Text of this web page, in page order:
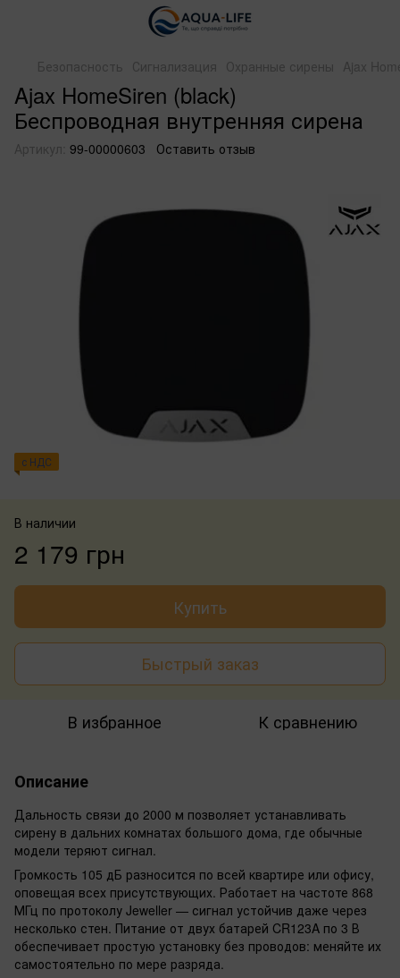
Безопасность Сигнализация Охранные сирены Ajax
Ajax HomeSiren (black)
Беспроводная внутренняя сирена
Артикул: 99-00000603 Оставить отзыв
с НДС
В наличии
2 179 грн
Купить
Быстрый заказ
В избранное К сравнению
Описание
Дальность связи до 2000 м позволяет устанавливать
сирену в дальних комнатах большого дома, где обычные
модели теряют сигнал.
Громкость 105 дБ разносится по всей квартире или офису,
оповещая всех присутствующих. Работает на частоте 868
МГц по протоколу Jeweller — сигнал устойчив даже через
несколько стен. Питание от двух батарей CR123A по 3 В
обеспечивает простую установку без проводов: меняйте их
самостоятельно по мере разряда.